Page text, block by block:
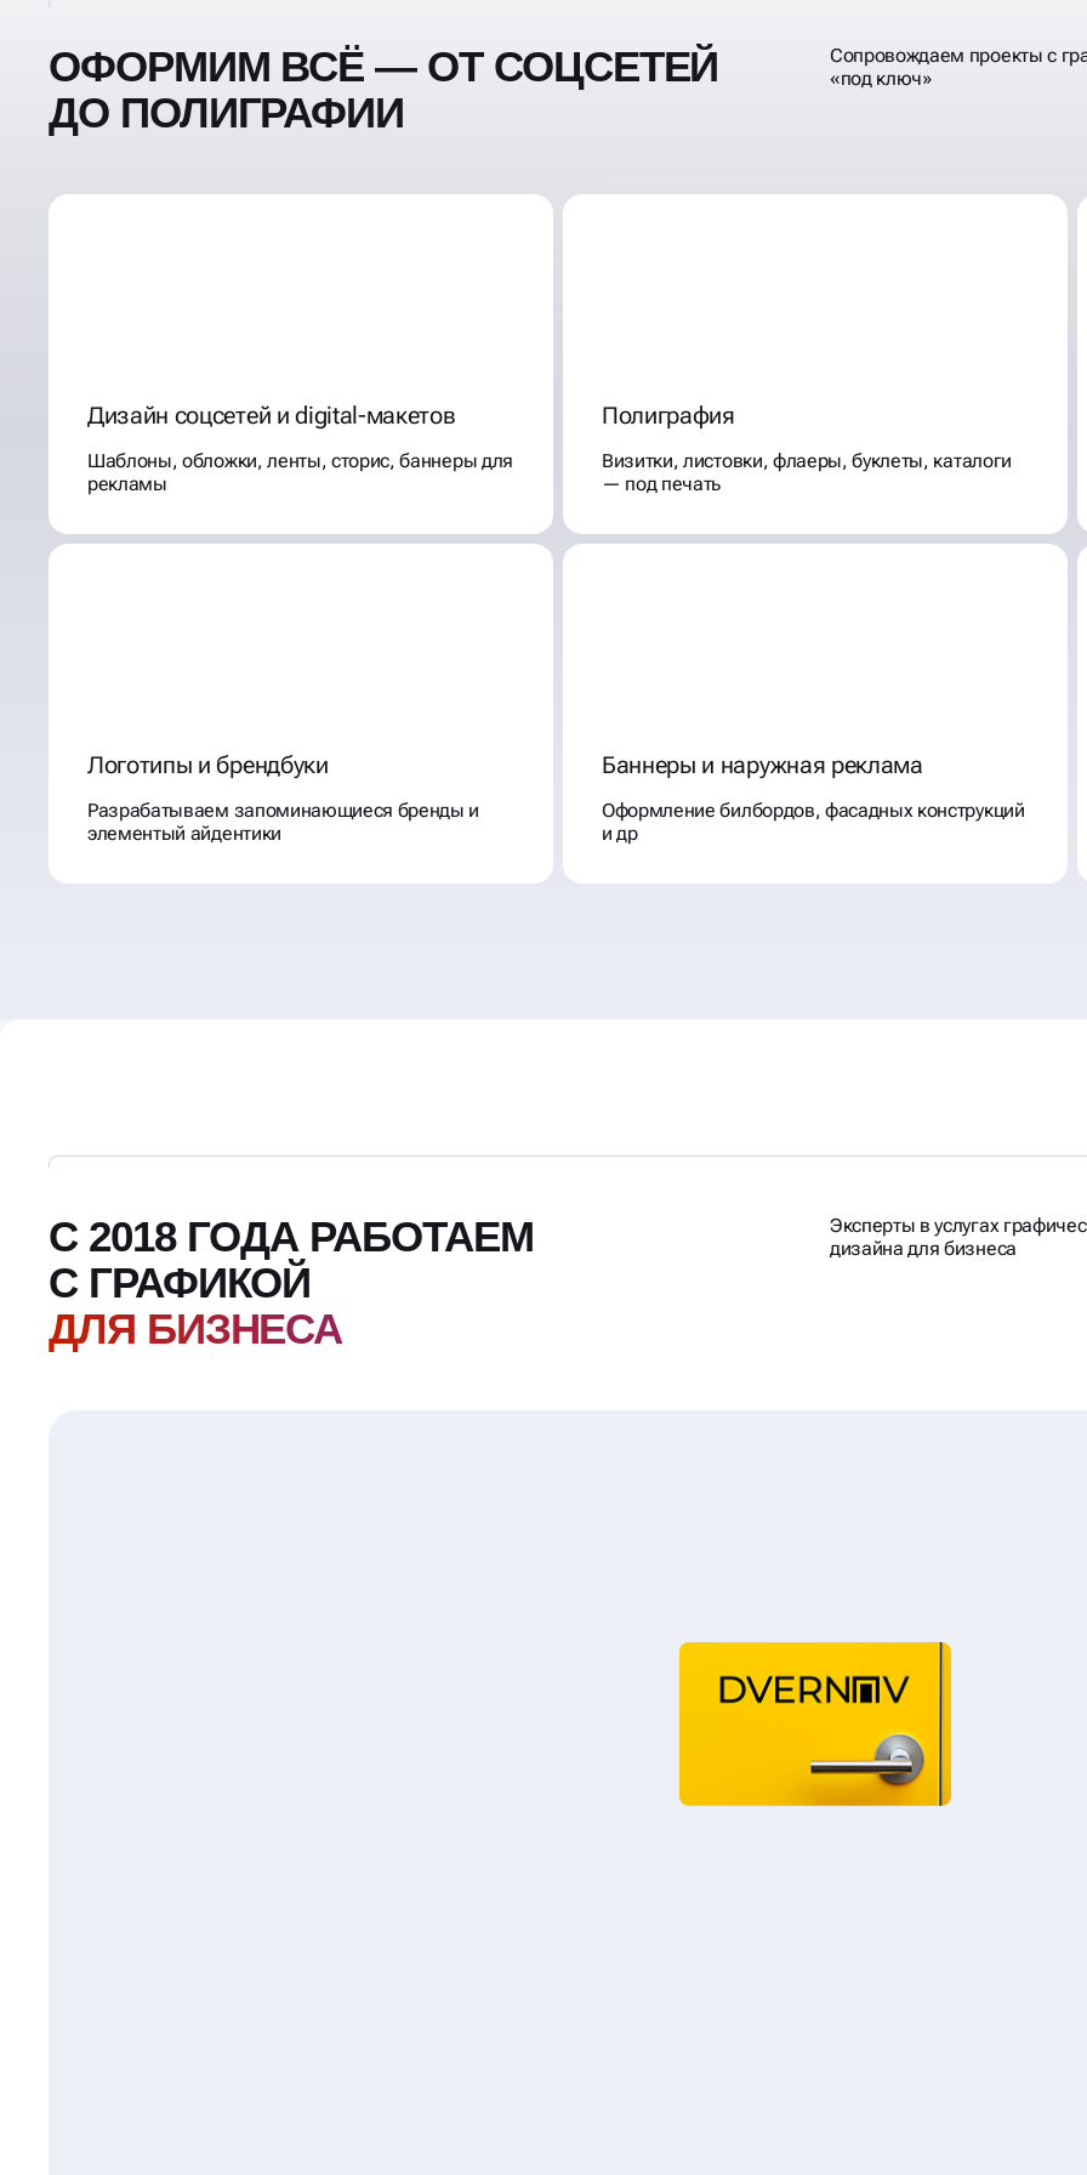
ОФОРМИМ ВСЁ — ОТ СОЦСЕТЕЙ
ДО ПОЛИГРАФИИ
Сопровождаем проекты с
«под ключ»
Дизайн соцсетей и digital-макетов
Шаблоны, обложки, ленты, сторис, баннеры для
рекламы
Полиграфия
Визитки, листовки, флаеры, буклеты, каталоги
— под печать
Логотипы и брендбуки
Разрабатываем запоминающиеся бренды и
элементый айдентики
Баннеры и наружная реклама
Оформление билбордов, фасадных конструкций
и др
С 2018 ГОДА РАБОТАЕМ
С ГРАФИКОЙ
ДЛЯ БИЗНЕСА
Эксперты в услугах
дизайна для бизнеса